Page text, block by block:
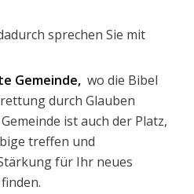
sprechen Sie mit
Gemeinde, wo die Bibel
durch Glauben
ist auch der Platz,
treffen und
für Ihr neues